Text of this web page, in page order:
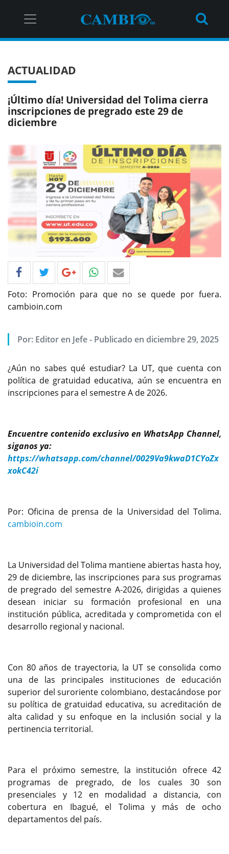
ACTUALIDAD
¡Último día! Universidad del Tolima cierra
inscripciones de pregrado este 29 de
diciembre
Foto: Promoción para que no se quede por fuera.
cambioin.com
Por: Editor en Jefe - Publicado en diciembre 29, 2025
¿Aún no sabes qué estudiar? La UT, que cuenta con
política de gratuidad educativa, aún se encuentra en
inscripciones para el semestre A de 2026.
Encuentre contenido exclusivo en WhatsApp Channel,
siganos ya:
https://whatsapp.com/channel/0029Va9kwaD1CYoZx
xokC42i
Por: Oficina de prensa de la Universidad del Tolima.
cambioin.com
La Universidad del Tolima mantiene abiertas hasta hoy,
29 de diciembre, las inscripciones para sus programas
de pregrado del semestre A-2026, dirigidas a quienes
desean iniciar su formación profesional en una
institución pública, acreditada y comprometida con el
desarrollo regional y nacional.
Con 80 años de trayectoria, la UT se consolida como
una de las principales instituciones de educación
superior del suroriente colombiano, destacándose por
su política de gratuidad educativa, su acreditación de
alta calidad y su enfoque en la inclusión social y la
pertinencia territorial.
Para el próximo semestre, la institución ofrece 42
programas de pregrado, de los cuales 30 son
presenciales y 12 en modalidad a distancia, con
cobertura en Ibagué, el Tolima y más de ocho
departamentos del país.